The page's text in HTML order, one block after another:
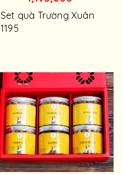
Set quà Trường Xuân
1195